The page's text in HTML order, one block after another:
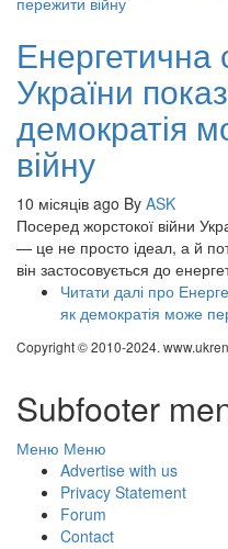
Енергетична
України
демократія
війну
10 місяців ago By ASK
Посеред жорстокої війни
— це не просто ідеал, а й
він застосовується до
Читати далі про
як демократія може
Copyright © 2010-2024.
Subfooter
Меню Меню
Advertise with us
Privacy Statement
Forum
Contact